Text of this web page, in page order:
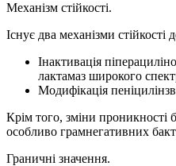
Механізм стійкості.
Існує два механізми стійкості
Інактивація
лактамаз широкого
Модифікація
Крім того, зміни проникності
особливо грамнегативних
Граничні значення.